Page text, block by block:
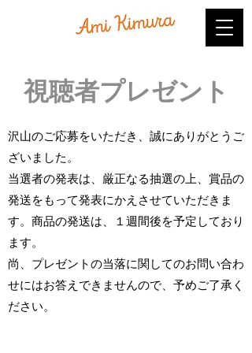
​視聴者プレゼント
​沢山のご応募をいただき、誠にありがとうご
ざいました。
当選者の発表は、厳正なる抽選の上、賞品の
発送をもって発表にかえさせていただきま
す。商品の発送は、１週間後を予定しており
ます。
尚、プレゼントの当落に関してのお問い合わ
せにはお答えできませんので、予めご了承く
ださい。